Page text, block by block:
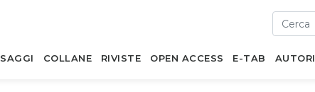
SAGGI COLLANE RIVISTE OPEN ACCESS E-TAB AUTORI